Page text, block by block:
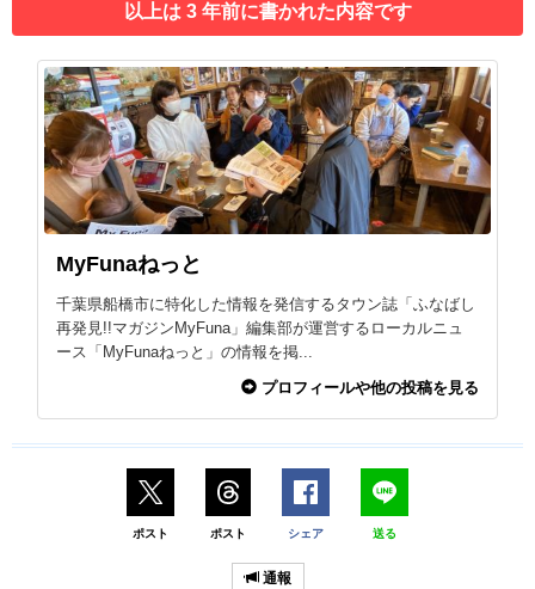
以上は 3 年前に書かれた内容です
MyFunaねっと
千葉県船橋市に特化した情報を発信するタウン誌「ふなばし
再発見!!マガジンMyFuna」編集部が運営するローカルニュ
ース「MyFunaねっと」の情報を掲...
プロフィールや他の投稿を見る
ポスト ポスト シェア 送る
通報